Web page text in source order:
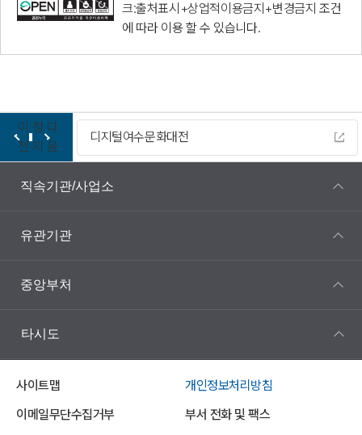
크:출처표시+상업적이용금지+변경금지 조건
에 따라 이용 할 수 있습니다.
이
전
정
지
다
음
디지털여수문화대전
직속기관/사업소
유관기관
중앙부처
타시도
사이트맵
개인정보처리방침
이메일무단수집거부
부서 전화 및 팩스